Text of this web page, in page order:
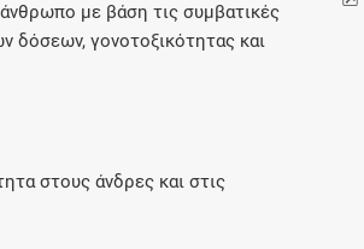
άνθρωπο με βάση τις συμβατικές
δόσεων, γονοτοξικότητας και
στους άνδρες και στις